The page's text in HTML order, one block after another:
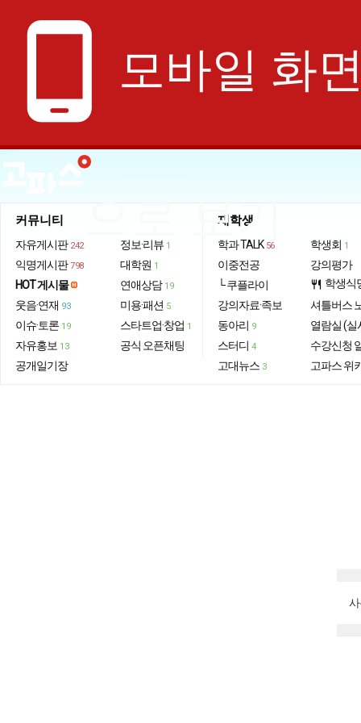
phone_android 모바일 화
으로 보기
커뮤니티
자유게시판 242
익명게시판 798
HOT 게시물
웃음·연재 93
이슈·토론 19
자유홍보 13
공개일기장
정보·리뷰 1
대학원 1
연애상담 19
미용·패션 5
스타트업·창업 1
공식 오픈채팅
재학생
학과 TALK 56
이중전공
└ 쿠플라이
강의자료·족보
동아리 9
스터디 4
고대뉴스 3
학생회 1
강의평가
restaurant 학생식
셔틀버스
열람실 (실
수강신청
고파스 위